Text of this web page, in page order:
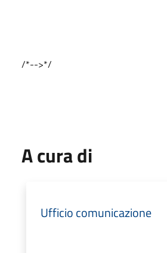
/*-->*/
A cura di
Ufficio comunicazione